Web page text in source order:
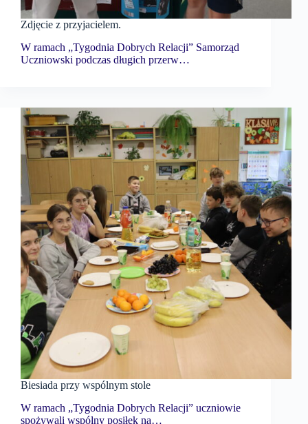
Zdjęcie z przyjacielem.
W ramach „Tygodnia Dobrych Relacji” Samorząd
Uczniowski podczas długich przerw…
Biesiada przy wspólnym stole
W ramach „Tygodnia Dobrych Relacji” uczniowie
spożywali wspólny posiłek na…